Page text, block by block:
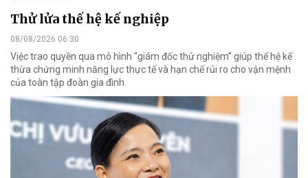
Thử lửa thế hệ kế nghiệp
08/08/2026 06:30
Việc trao quyền qua mô hình “giám đốc thử nghiệm” giúp thế hệ kế
thừa chứng minh năng lực thực tế và hạn chế rủi ro cho vận mệnh
của toàn tập đoàn gia đình.